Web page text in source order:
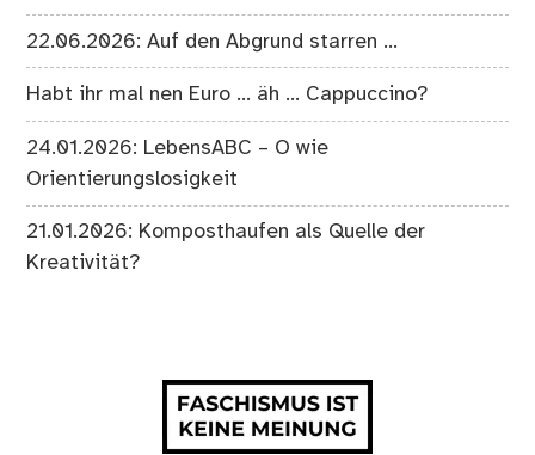
22.06.2026: Auf den Abgrund starren …
Habt ihr mal nen Euro … äh … Cappuccino?
24.01.2026: LebensABC – O wie
Orientierungslosigkeit
21.01.2026: Komposthaufen als Quelle der
Kreativität?